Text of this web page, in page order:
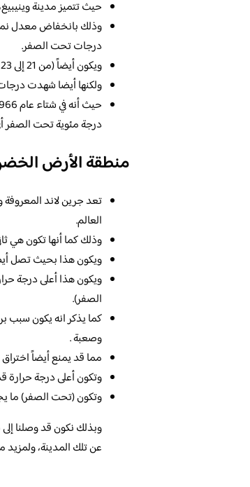
حيث تتميز مدينة
درجات تحت الصفر.
ويكون أيضاً (من 21 إلى 23 درجة مئوية أو تكون تحت الصفر) في شهر يناير من كل عام.
ولكنها أيضا شهدت
درجة مئوية تحت الصفر أي تكون
منطقة الأرض
تعد جرين لاند المعروفة
العالم.
وذلك كما أنها تكون هي
ويكون هذا بحيث تصل أيضاً درجة
الصفر).
كما يذكر انه يكون سبب
وصعبة .
مما قد يمنع أيضاً
وتكون أعلى درجة حرارة قد يتم
وتكون (تحت الصفر) ما
وبذلك نكون قد وصلنا إلى
عن تلك المدينة،